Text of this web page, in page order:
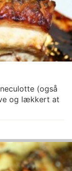
(også
og lækkert at